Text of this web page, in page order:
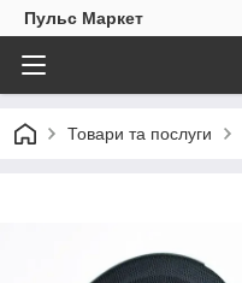
Пульс Маркет
Товари та послуги